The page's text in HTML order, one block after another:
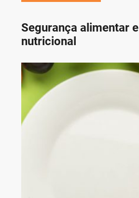
Segurança alimentar e
nutricional